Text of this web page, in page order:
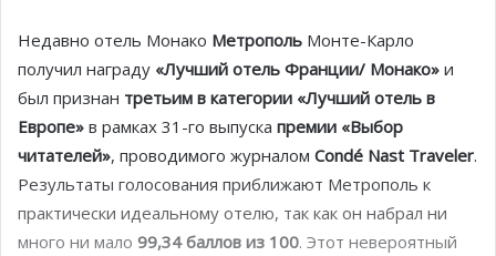
Недавно отель Монако Метрополь Монте-Карло
получил награду «Лучший отель Франции/ Монако» и
был признан третьим в категории «Лучший отель в
Европе» в рамках 31-го выпуска премии «Выбор
читателей», проводимого журналом Condé Nast Traveler.
Результаты голосования приближают Метрополь к
практически идеальному отелю, так как он набрал ни
много ни мало 99,34 баллов из 100. Этот невероятный